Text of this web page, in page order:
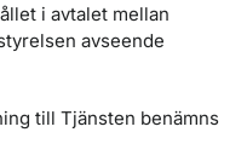
i avtalet mellan
avseende
till Tjänsten benämns